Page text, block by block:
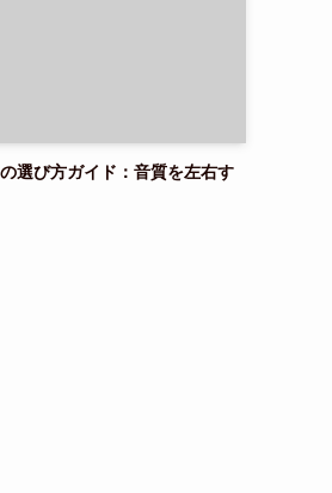
選び方ガイド：音質を左右す